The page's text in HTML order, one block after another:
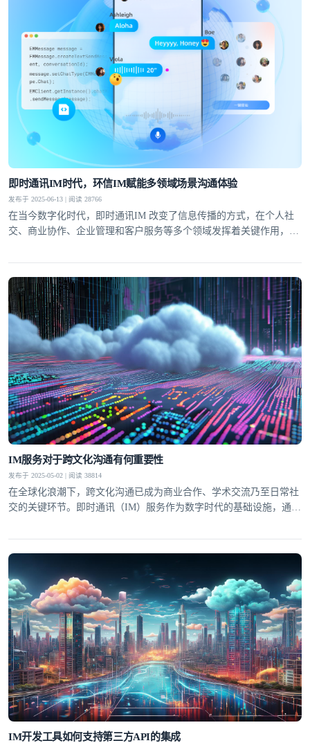
即时通讯IM时代，环信IM赋能多领域场景沟通体验
发布于 2025-06-13 | 阅读 28766
在当今数字化时代，即时通讯IM 改变了信息传播的方式，在个人社
交、商业协作、企业管理和客户服务等多个领域发挥着关键作用，提
可靠、低延迟、高并发、安全且全球可用的服务特性，与即时通讯行
业同频发展，进行新一轮变革。
IM服务对于跨文化沟通有何重要性
发布于 2025-05-02 | 阅读 38814
在全球化浪潮下，跨文化沟通已成为商业合作、学术交流乃至日常社
交的关键环节。即时通讯（IM）服务作为数字时代的基础设施，通过
台凭借实时翻译、多模态交互等功能，不仅提升了沟通效率，更成为
文化差异的"调解者"，让不同背景的个体能够建立更深层次的连接。
这种技术赋能的沟通变革，正在重新定义"地球村"的协作
IM开发工具如何支持第三方API的集成